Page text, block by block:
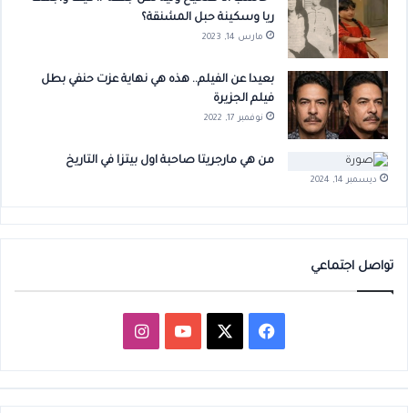
ريا وسكينة حبل المشنقة؟
مارس 14, 2023
بعيدا عن الفيلم.. هذه هي نهاية عزت حنفي بطل
فيلم الجزيرة
نوفمبر 17, 2022
من هي مارجريتا صاحبة اول بيتزا في التاريخ
ديسمبر 14, 2024
تواصل اجتماعي
فيسبوك ‫YouTubeانستقرام